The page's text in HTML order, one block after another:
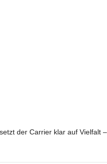
der Carrier klar auf Vielfalt